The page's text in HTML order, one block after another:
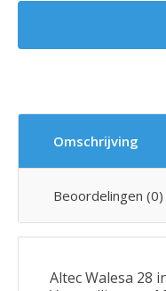
Omschrijving
Beoordelingen (0)
Altec Walesa 28